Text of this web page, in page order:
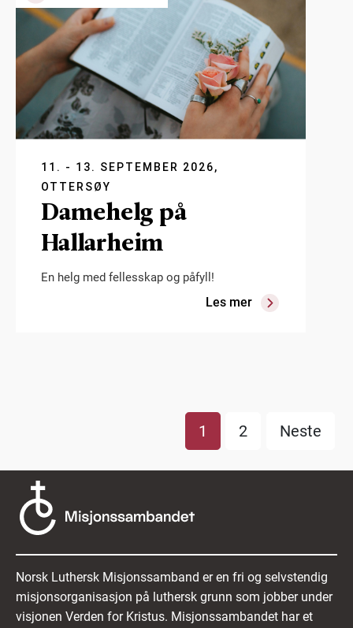
11. - 13. SEPTEMBER 2026,
OTTERSØY
Damehelg på
Hallarheim
En helg med fellesskap og påfyll!
Les mer
1 2 Neste
Norsk Luthersk Misjonssamband er en fri og selvstendig
misjonsorganisasjon på luthersk grunn som jobber under
visjonen Verden for Kristus. Misjonssambandet har et